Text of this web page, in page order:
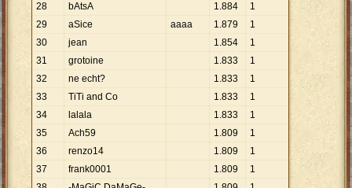
28
bAtsA 1.884
1
29
aSice aaaa 1.879
1
30
jean 1.854
1
31
grotoine 1.833
1
32
ne echt? 1.833
1
33
TiTi and Co 1.833
1
34
lalala 1.833
1
35
Ach59 1.809
1
36
renzo14 1.809
1
37
frank0001 1.809
1